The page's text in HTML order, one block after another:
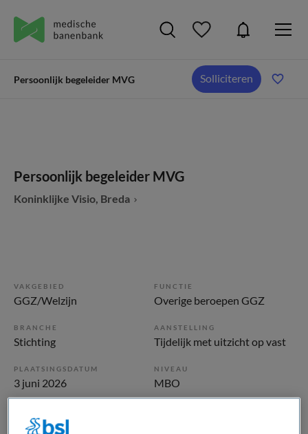
Persoonlijk begeleider MVG Solliciteren
Persoonlijk begeleider MVG
Koninklijke Visio, Breda
VAKGEBIED
GGZ/Welzijn
FUNCTIE
Overige beroepen GGZ
BRANCHE
Stichting
AANSTELLING
Tijdelijk met uitzicht op vast
PLAATSINGSDATUM
3 juni 2026
NIVEAU
MBO
Ervaren